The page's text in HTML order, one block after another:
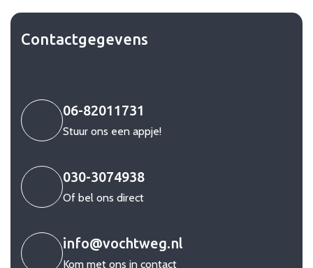
Contactgegevens
06-82011731
Stuur ons een appje!
030-3074938
Of bel ons direct
info@vochtweg.nl
Kom met ons in contact